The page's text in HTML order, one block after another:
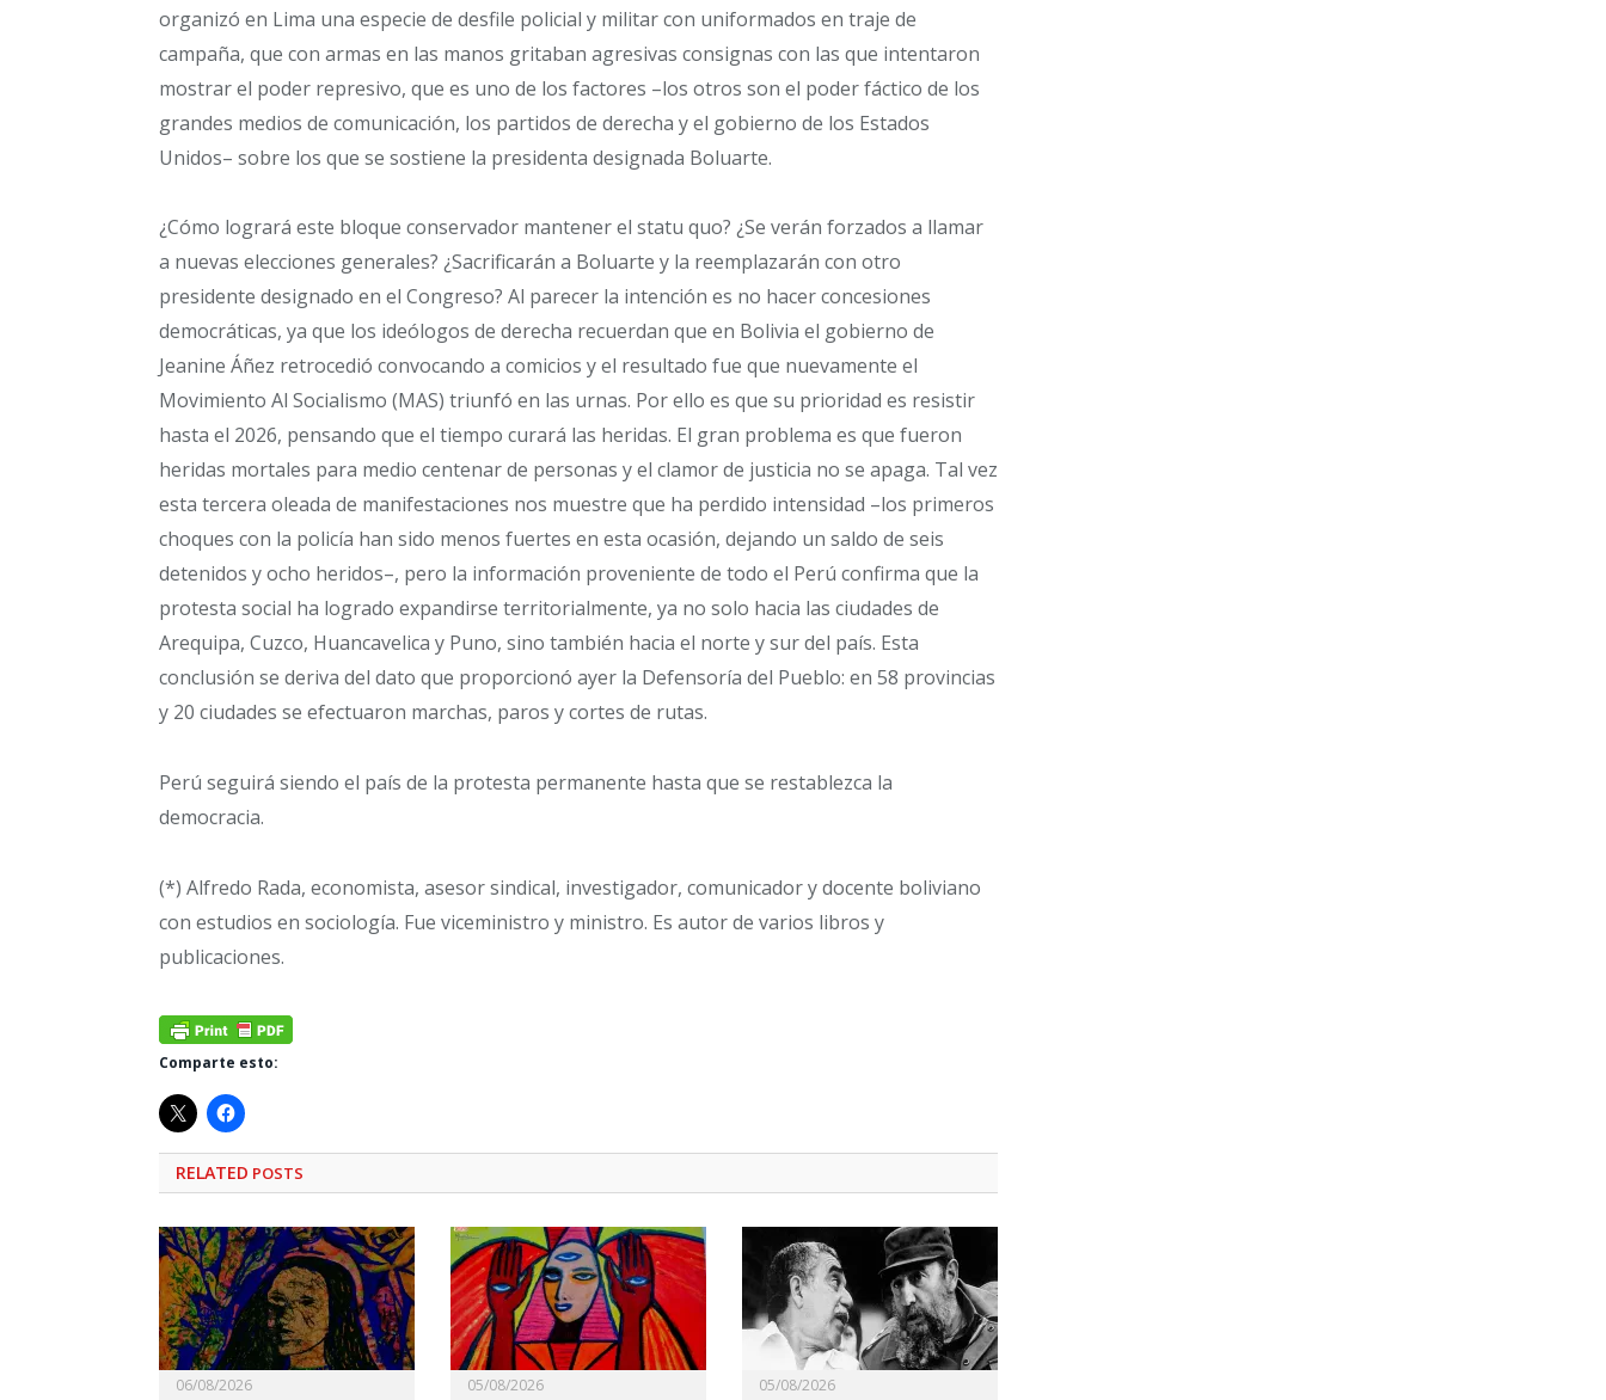
organizó en Lima una especie de desfile policial y militar con uniformados en traje de
campaña, que con armas en las manos gritaban agresivas consignas con las que intentaron
mostrar el poder represivo, que es uno de los factores –los otros son el poder fáctico de los
grandes medios de comunicación, los partidos de derecha y el gobierno de los Estados
Unidos– sobre los que se sostiene la presidenta designada Boluarte.
¿Cómo logrará este bloque conservador mantener el statu quo? ¿Se verán forzados a llamar
a nuevas elecciones generales? ¿Sacrificarán a Boluarte y la reemplazarán con otro
presidente designado en el Congreso? Al parecer la intención es no hacer concesiones
democráticas, ya que los ideólogos de derecha recuerdan que en Bolivia el gobierno de
Jeanine Áñez retrocedió convocando a comicios y el resultado fue que nuevamente el
Movimiento Al Socialismo (MAS) triunfó en las urnas. Por ello es que su prioridad es resistir
hasta el 2026, pensando que el tiempo curará las heridas. El gran problema es que fueron
heridas mortales para medio centenar de personas y el clamor de justicia no se apaga. Tal vez
esta tercera oleada de manifestaciones nos muestre que ha perdido intensidad –los primeros
choques con la policía han sido menos fuertes en esta ocasión, dejando un saldo de seis
detenidos y ocho heridos–, pero la información proveniente de todo el Perú confirma que la
protesta social ha logrado expandirse territorialmente, ya no solo hacia las ciudades de
Arequipa, Cuzco, Huancavelica y Puno, sino también hacia el norte y sur del país. Esta
conclusión se deriva del dato que proporcionó ayer la Defensoría del Pueblo: en 58 provincias
y 20 ciudades se efectuaron marchas, paros y cortes de rutas.
Perú seguirá siendo el país de la protesta permanente hasta que se restablezca la
democracia.
(*) Alfredo Rada, economista, asesor sindical, investigador, comunicador y docente boliviano
con estudios en sociología. Fue viceministro y ministro. Es autor de varios libros y
publicaciones.
Comparte esto:
RELATED POSTS
06/08/2026 05/08/2026 05/08/2026